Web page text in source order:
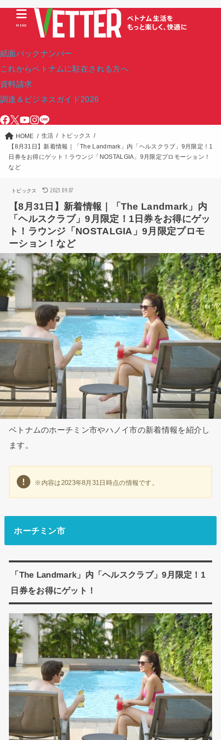
紙面バックナンバー
これからベトナムに駐在される方へ
資料請求
調達＆ビジネスガイド2026
MENU
HOME 生活
トピックス
【8月31日】新着情報｜「The Landmark」内「ヘルスクラブ」9月限定！1
日券をお得にゲット！ラウンジ「NOSTALGIA」9月限定プロモーション！
など
トピックス 2023.09.07
【8月31日】新着情報｜「The Landmark」内
「ヘルスクラブ」9月限定！1日券をお得にゲッ
ト！ラウンジ「NOSTALGIA」9月限定プロモ
ーション！など
ベトナムのホーチミン市やハノイ市の新着情報を紹介し
ます。
※内容は2023年8月31日時点の情報です。
ホーチミン市
「The Landmark」内「ヘルスクラブ」9月限定！1
日券をお得にゲット！